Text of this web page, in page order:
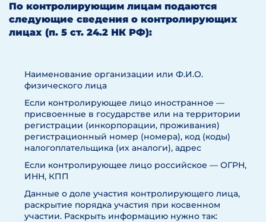
По контролирующим лицам подаются
следующие сведения о контролирующих
лицах (п. 5 ст. 24.2 НК РФ):
Наименование организации или Ф.И.О.
физического лица
Если контролирующее лицо иностранное —
присвоенные в государстве или на территории
регистрации (инкорпорации, проживания)
регистрационный номер (номера), код (коды)
налогоплательщика (их аналоги), адрес
Если контролирующее лицо российское — ОГРН,
ИНН, КПП
Данные о доле участия контролирующего лица,
раскрытие порядка участия при косвенном
участии. Раскрыть информацию нужно так: